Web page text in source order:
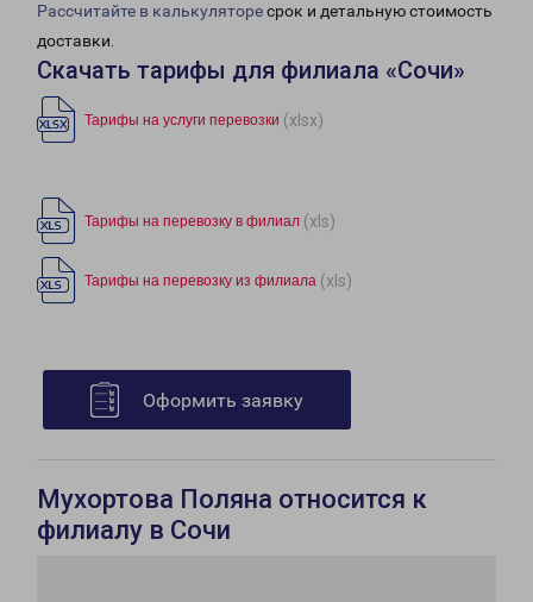
Рассчитайте в калькуляторесрок и детальную стоимость
доставки.
Скачать тарифы для филиала «Сочи»
Тарифы на услуги перевозки (xlsx)
Тарифы на перевозку в филиал (xls)
Тарифы на перевозку из филиала (xls)
Оформить заявку
Мухортова Поляна относится к
филиалу в Сочи